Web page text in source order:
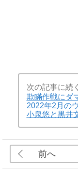
次の記事に続く
欺瞞作戦にダ
2022年2月の
小泉悠と黒井
前へ